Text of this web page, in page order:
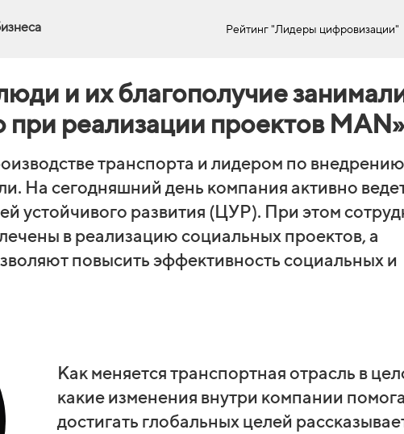
Рейтинг "Лидеры цифровизации"
и их благополучие
при реализации проектов
транспорта и лидером по внедрению
На сегодняшний день компания активно
устойчивого развития (ЦУР). При этом
в реализацию социальных проектов, а
повысить эффективность социальных и
Как меняется транспортная отрасль в
какие изменения внутри компании
достигать глобальных целей